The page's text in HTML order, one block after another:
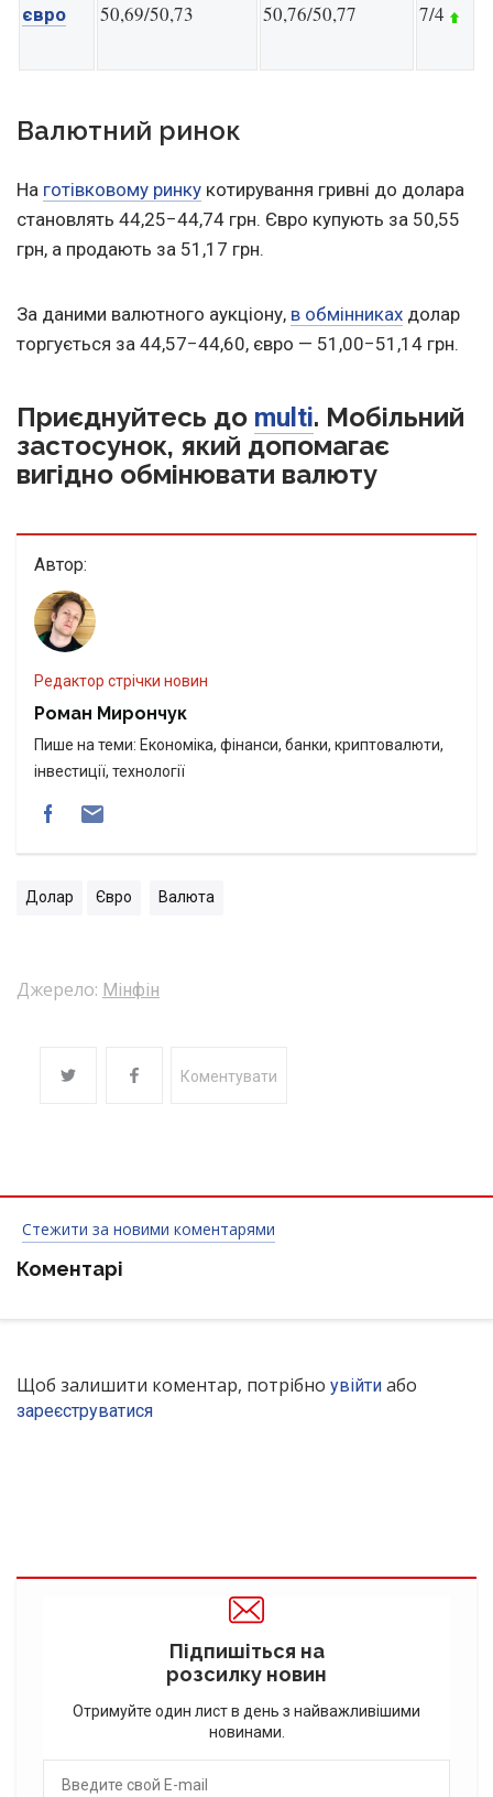
євро 50,69/50,73 50,76/50,77 7/4
Валютний ринок
На готівковому ринку котирування гривні до долара
становлять 44,25−44,74 грн. Євро купують за 50,55
грн, а продають за 51,17 грн.
За даними валютного аукціону, в обмінниках долар
торгується за 44,57−44,60, євро — 51,00−51,14 грн.
Приєднуйтесь до multi. Мобільний
застосунок, який допомагає
вигідно обмінювати валюту
Автор:
Редактор стрічки новин
Роман Мирончук
Пише на теми: Економіка, фінанси, банки, криптовалюти,
інвестиції, технології
Долар Євро Валюта
Джерело: Мінфін
Коментувати
Стежити за новими коментарями
Коментарі
Щоб залишити коментар, потрібно увійти або
зареєструватися
Підпишіться на
розсилку новин
Отримуйте один лист в день з найважливішими
новинами.